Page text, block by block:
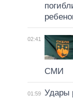
02:41
СМИ
01:59 Удары